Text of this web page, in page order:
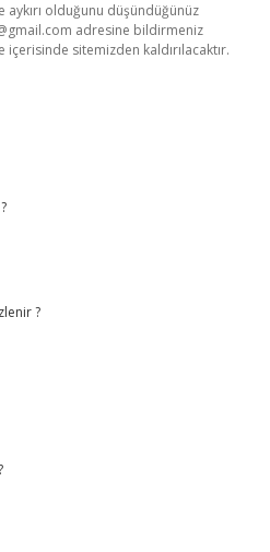
olduğunu düşündüğünüz
adresine bildirmeniz
sitemizden kaldırılacaktır.
?